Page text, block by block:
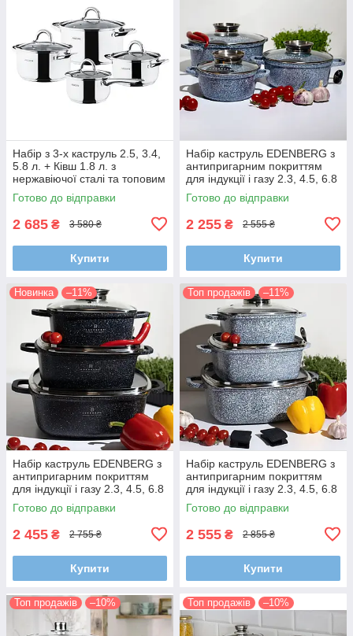
Набір з 3-х каструль 2.5, 3.4,
5.8 л. + Ківш 1.8 л. з
нержавіючої сталі та топовим
капсульним багатошаровим
дном
Готово до відправки
2 685 ₴ 3 580 ₴
Купити
Набір каструль EDENBERG з
антипригарним покриттям
для індукції і газу 2.3, 4.5, 6.8
л
Готово до відправки
2 255 ₴ 2 555 ₴
Купити
Новинка –11%
Набір каструль EDENBERG з
антипригарним покриттям
для індукції і газу 2.3, 4.5, 6.8
л
Готово до відправки
2 455 ₴ 2 755 ₴
Купити
Топ продажів –11%
Набір каструль EDENBERG з
антипригарним покриттям
для індукції і газу 2.3, 4.5, 6.8
л
Готово до відправки
2 555 ₴ 2 855 ₴
Купити
Топ продажів –10% Топ продажів –10%